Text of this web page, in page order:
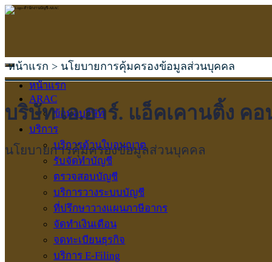
หน้าแรก
ARAC
ข้อมูลบริษัท
บริการ
บริการด้านใบอนุญาต
รับจัดทำบัญชี
ตรวจสอบบัญชี
บริการวางระบบบัญชี
ที่ปรึกษาวางแผนภาษีอากร
จัดทำเงินเดือน
จดทะเบียนธุรกิจ
บริการ E-Filing
หน้าแรก > นโยบายการคุ้มครองข้อมูลส่วนบุคคล
บริษัท เอ.อาร์. แอ็คเคานติ้ง ค
นโยบายการคุ้มครองข้อมูลส่วนบุคคล